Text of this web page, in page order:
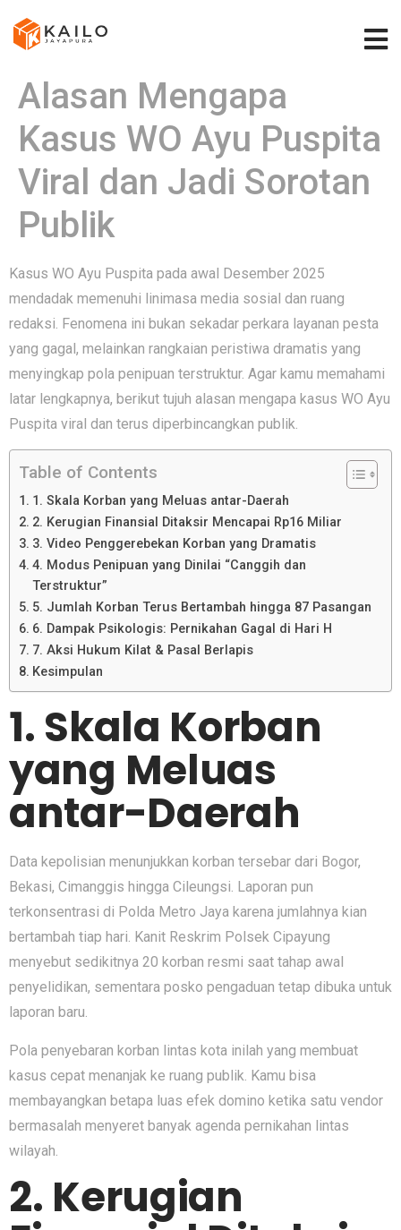
Alasan Mengapa
Kasus WO Ayu Puspita
Viral dan Jadi Sorotan
Publik
Kasus WO Ayu Puspita pada awal Desember 2025
mendadak memenuhi linimasa media sosial dan ruang
redaksi. Fenomena ini bukan sekadar perkara layanan pesta
yang gagal, melainkan rangkaian peristiwa dramatis yang
menyingkap pola penipuan terstruktur. Agar kamu memahami
latar lengkapnya, berikut tujuh alasan mengapa kasus WO Ayu
Puspita viral dan terus diperbincangkan publik.
Table of Contents
1. Skala Korban yang Meluas antar-Daerah
2. Kerugian Finansial Ditaksir Mencapai Rp16 Miliar
3. Video Penggerebekan Korban yang Dramatis
4. Modus Penipuan yang Dinilai “Canggih dan
Terstruktur”
5. Jumlah Korban Terus Bertambah hingga 87 Pasangan
6. Dampak Psikologis: Pernikahan Gagal di Hari H
7. Aksi Hukum Kilat & Pasal Berlapis
Kesimpulan
1. Skala Korban
yang Meluas
antar-Daerah
Data kepolisian menunjukkan korban tersebar dari Bogor,
Bekasi, Cimanggis hingga Cileungsi. Laporan pun
terkonsentrasi di Polda Metro Jaya karena jumlahnya kian
bertambah tiap hari. Kanit Reskrim Polsek Cipayung
menyebut sedikitnya 20 korban resmi saat tahap awal
penyelidikan, sementara posko pengaduan tetap dibuka untuk
laporan baru.
Pola penyebaran korban lintas kota inilah yang membuat
kasus cepat menanjak ke ruang publik. Kamu bisa
membayangkan betapa luas efek domino ketika satu vendor
bermasalah menyeret banyak agenda pernikahan lintas
wilayah.
2. Kerugian